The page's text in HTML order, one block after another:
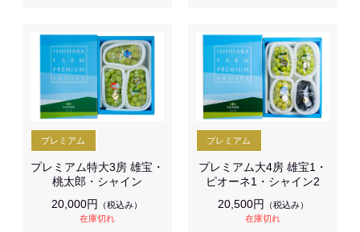
プレミアム特大3房 雄宝・
桃太郎・シャイン
20,000円
（税込み）
在庫切れ
プレミアム大4房 雄宝1・
ピオーネ1・シャイン2
20,500円
（税込み）
在庫切れ